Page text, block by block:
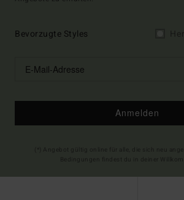
Bevorzugte Styles
Anmelden